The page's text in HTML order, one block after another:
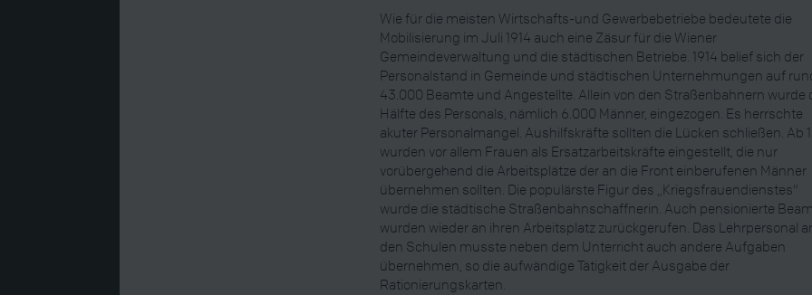
Wie für die meisten Wirtschafts-und Gewerbebetriebe bedeutete die
Mobilisierung im Juli 1914 auch eine Zäsur für die Wiener
Gemeindeverwaltung und die städtischen Betriebe. 1914 belief sich der
Personalstand in Gemeinde und städtischen Unternehmungen auf
43.000 Beamte und Angestellte. Allein von den Straßenbahnern wurde
Hälfte des Personals, nämlich 6.000 Männer, eingezogen. Es herrschte
akuter Personalmangel. Aushilfskräfte sollten die Lücken schließen. Ab
wurden vor allem Frauen als Ersatzarbeitskräfte eingestellt, die nur
vorübergehend die Arbeitsplätze der an die Front einberufenen Männer
übernehmen sollten. Die populärste Figur des „Kriegsfrauendienstes“
wurde die städtische Straßenbahnschaffnerin. Auch pensionierte
wurden wieder an ihren Arbeitsplatz zurückgerufen. Das Lehrpersonal
den Schulen musste neben dem Unterricht auch andere Aufgaben
übernehmen, so die aufwändige Tätigkeit der Ausgabe der
Rationierungskarten.